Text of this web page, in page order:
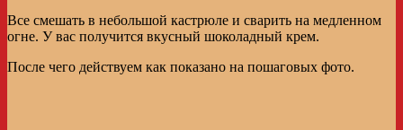
Все смешать в небольшой кастрюле и сварить на медленном
огне. У вас получится вкусный шоколадный крем.
После чего действуем как показано на пошаговых фото.